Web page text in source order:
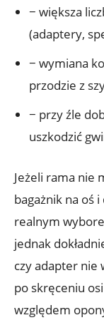
− większa
(adaptery,
− wymiana
przodzie z
− przy źle
uszkodzić
Jeżeli rama nie
bagażnik na oś
realnym
jednak
czy adapter nie
po skręceniu
względem